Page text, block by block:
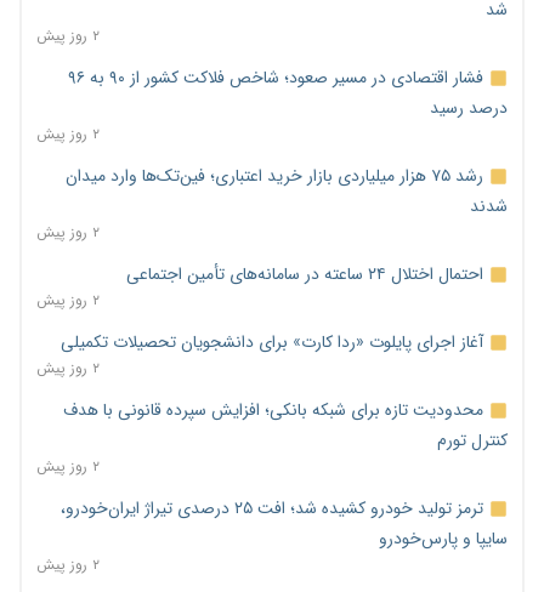
شد
۲ روز پیش
فشار اقتصادی در مسیر صعود؛ شاخص فلاکت کشور از ۹۰ به ۹۶
درصد رسید
۲ روز پیش
رشد ۷۵ هزار میلیاردی بازار خرید اعتباری؛ فین‌تک‌ها وارد میدان
شدند
۲ روز پیش
احتمال اختلال ۲۴ ساعته در سامانه‌های تأمین اجتماعی
۲ روز پیش
آغاز اجرای پایلوت «ردا کارت» برای دانشجویان تحصیلات تکمیلی
۲ روز پیش
محدودیت تازه برای شبکه بانکی؛ افزایش سپرده قانونی با هدف
کنترل تورم
۲ روز پیش
ترمز تولید خودرو کشیده شد؛ افت ۲۵ درصدی تیراژ ایران‌خودرو،
سایپا و پارس‌خودرو
۲ روز پیش